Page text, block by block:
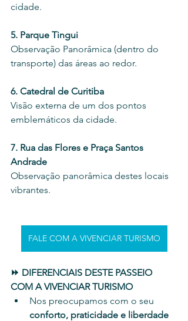
cidade.
5. Parque Tingui
Observação Panorâmica (dentro do
transporte) das áreas ao redor.
6. Catedral de Curitiba
Visão externa de um dos pontos
emblemáticos da cidade.
7. Rua das Flores e Praça Santos
Andrade
Observação panorâmica destes locais
vibrantes.
FALE COM A VIVENCIAR TURISMO
⏩ DIFERENCIAIS DESTE PASSEIO
COM A VIVENCIAR TURISMO
Nos preocupamos com o seu
conforto, praticidade e liberdade